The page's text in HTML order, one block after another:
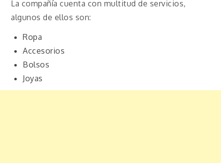
La compañía cuenta con multitud de servicios,
algunos de ellos son:
Ropa
Accesorios
Bolsos
Joyas